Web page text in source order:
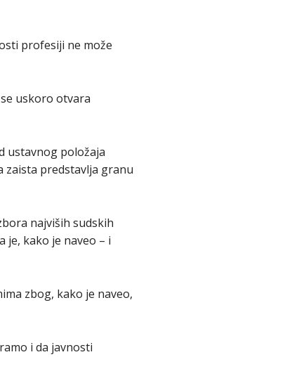
profesiji ne može
uskoro otvara
ustavnog položaja
zaista predstavlja granu
najviših sudskih
je, kako je naveo – i
zbog, kako je naveo,
i da javnosti